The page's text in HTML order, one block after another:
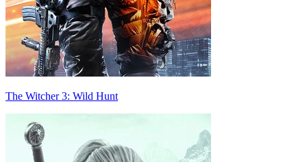
The Witcher 3: Wild Hunt